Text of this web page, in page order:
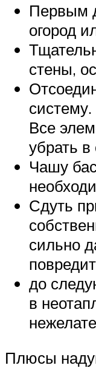
Первым
огород
стены,
Все
убрать
Чашу
Сдуть
сильно
до
в
Плюсы